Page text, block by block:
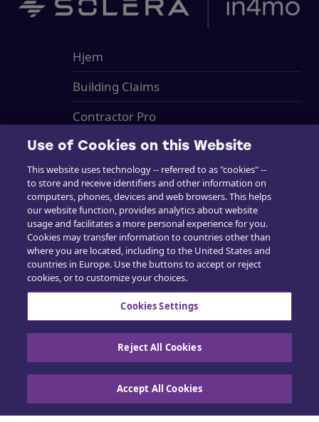
Hjem
Building Claims
Contractor Pro
Emission Estimatics
Support
Kurser
Salg
Kontakt os
Privatlivspolitik|Udøv dine
rettigheder
Use of Cookies on this Website
This website uses technology -- referred to as "cookies" --
to store and receive identifiers and other information on
computers, phones, devices and web browsers. This helps
our website function, provides analytics about website
usage and facilitates a more personal experience for you.
Cookies may transfer information to countries other than
where you are located, including to the United States and
countries in Europe. Use the buttons to accept or reject
cookies, or to customize your choices.
Cookies Settings
Reject All Cookies
Accept All Cookies